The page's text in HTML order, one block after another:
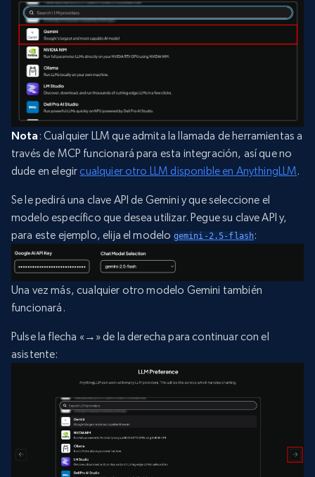
Nota: Cualquier LLM que admita la llamada de herramientas a
través de MCP funcionará para esta integración, así que no
dude en elegircualquier otro LLM disponible en AnythingLLM.
Se le pedirá una clave API de Gemini y que seleccione el
modelo específico que desea utilizar. Pegue su clave API y,
para este ejemplo, elija el modelo gemini-2.5-flash:
Una vez más, cualquier otro modelo Gemini también
funcionará.
Pulse la flecha «→» de la derecha para continuar con el
asistente: